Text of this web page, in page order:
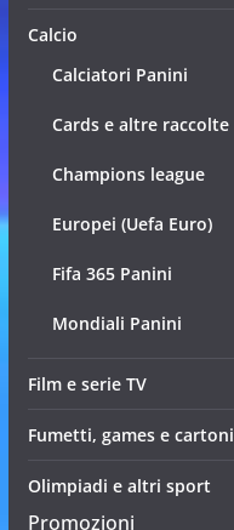
Calcio
Calciatori Panini
Cards e altre raccolte
Champions league
Europei (Uefa Euro)
Fifa 365 Panini
Mondiali Panini
Film e serie TV
Fumetti, games e cartoni
Olimpiadi e altri sport
Promozioni